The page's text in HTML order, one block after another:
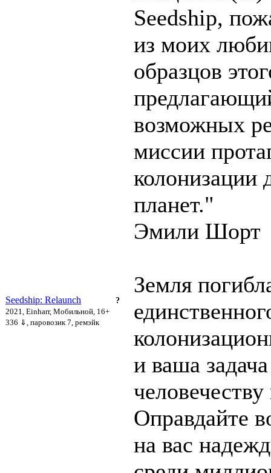
?
Seedship: Relaunch
2021, Einharr, Мобильной, 16+
336 ⇓ , паровозик 7, ремэйк
Seedship,
из моих
образцов
возможных
миссии
колонизации
планет."
Эмили Шорт
Земля
и ваша
Оправдайте
на вас